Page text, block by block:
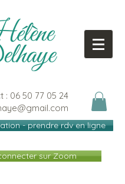
: 06 50 77 05 24
- prendre rdv en ligne
sur Zoom